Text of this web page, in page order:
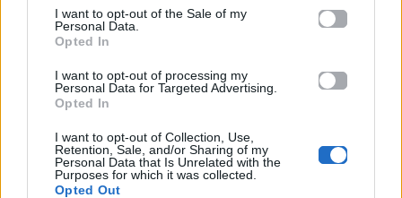
I want to opt-out of the Sale of my
Personal Data.
Opted In
I want to opt-out of processing my
Personal Data for Targeted Advertising.
Opted In
I want to opt-out of Collection, Use,
Retention, Sale, and/or Sharing of my
Personal Data that Is Unrelated with the
Purposes for which it was collected.
Opted Out
News
Mad.gr στο MSN